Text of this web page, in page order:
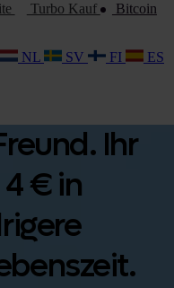
Turbo Kauf
Bitcoin
NL SV FI
ES
Ihr
€ in